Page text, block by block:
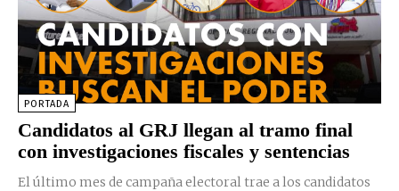
PORTADA
Candidatos al GRJ llegan al tramo final
con investigaciones fiscales y sentencias
El último mes de campaña electoral trae a los candidatos